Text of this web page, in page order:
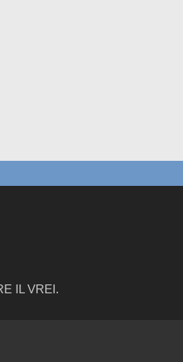
IL VREI.